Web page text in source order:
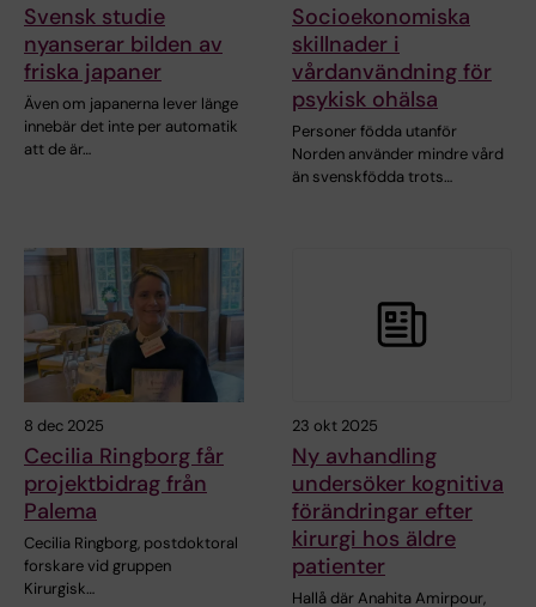
Svensk studie
nyanserar bilden av
friska japaner
Även om japanerna lever länge
innebär det inte per automatik
att de är…
Socioekonomiska
skillnader i
vårdanvändning för
psykisk ohälsa
Personer födda utanför
Norden använder mindre vård
än svenskfödda trots…
8 dec 2025
Cecilia Ringborg får
projektbidrag från
Palema
Cecilia Ringborg, postdoktoral
forskare vid gruppen
Kirurgisk…
23 okt 2025
Ny avhandling
undersöker kognitiva
förändringar efter
kirurgi hos äldre
patienter
Hallå där Anahita Amirpour,